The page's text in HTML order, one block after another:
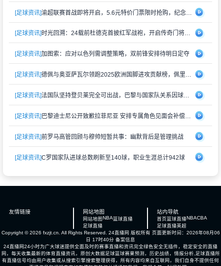
[足球资讯] 渝超联赛首战即将开启，5.6元特价门票限时抢购，纪念礼品同步赠送
[足球资讯] 时光回溯：24载前杜德克首披红军战袍，开启传奇门将生涯
[足球资讯]加图索：应对以色列需调整策略，双前锋安排待明日定夺
[足球资讯] 德佩与奥亚萨瓦尔领跑2025欧洲国脚进攻贡献榜，佩里西奇紧随其后
[足球资讯] 法国队坚持登贝莱完全可出战，巴黎与国家队关系因球员伤情再度紧张
[足球资讯] 巴黎迪士尼公开致歉拉菲尼亚 安排专属角色见面会补偿受冷落经历
[足球资讯]前罗马高管回顾与穆帅短暂共事：幽默背后是管理挑战
[足球资讯]C罗国家队进球总数刷新至140球，职业生涯总计942球
友情链接 网站地图
网站地图 NBA篮球直播
足球直播
站内导航
首页篮球直播NBACBA
足球直播英超
Copyright © 2026 fxzjt.cn. All Rights Reserved. 24直播网 版权所有 页面更新时间：2026年08月06
日 17时40分 备案信息
24直播网24小时为广大球迷提供全面及时的赛事直播和资讯完全绿色安全无插件，稳定安全的直播
网，每天收集最新的体育直播资讯，原创大数据足球篮球赛果预测，历史战绩，情报分析,足球直播所
有直播信号均由用户收集或从搜索引擎搜索整理获得，所有内容均来自互联网，我们自身不提供任何